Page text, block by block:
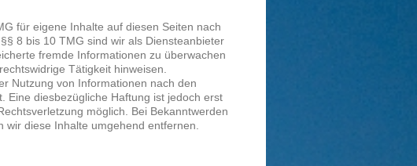
für eigene Inhalte auf diesen Seiten nach
8 bis 10 TMG sind wir als Diensteanbieter
fremde Informationen zu überwachen
Tätigkeit hinweisen.
Nutzung von Informationen nach den
Eine diesbezügliche Haftung ist jedoch erst
möglich. Bei Bekanntwerden
diese Inhalte umgehend entfernen.